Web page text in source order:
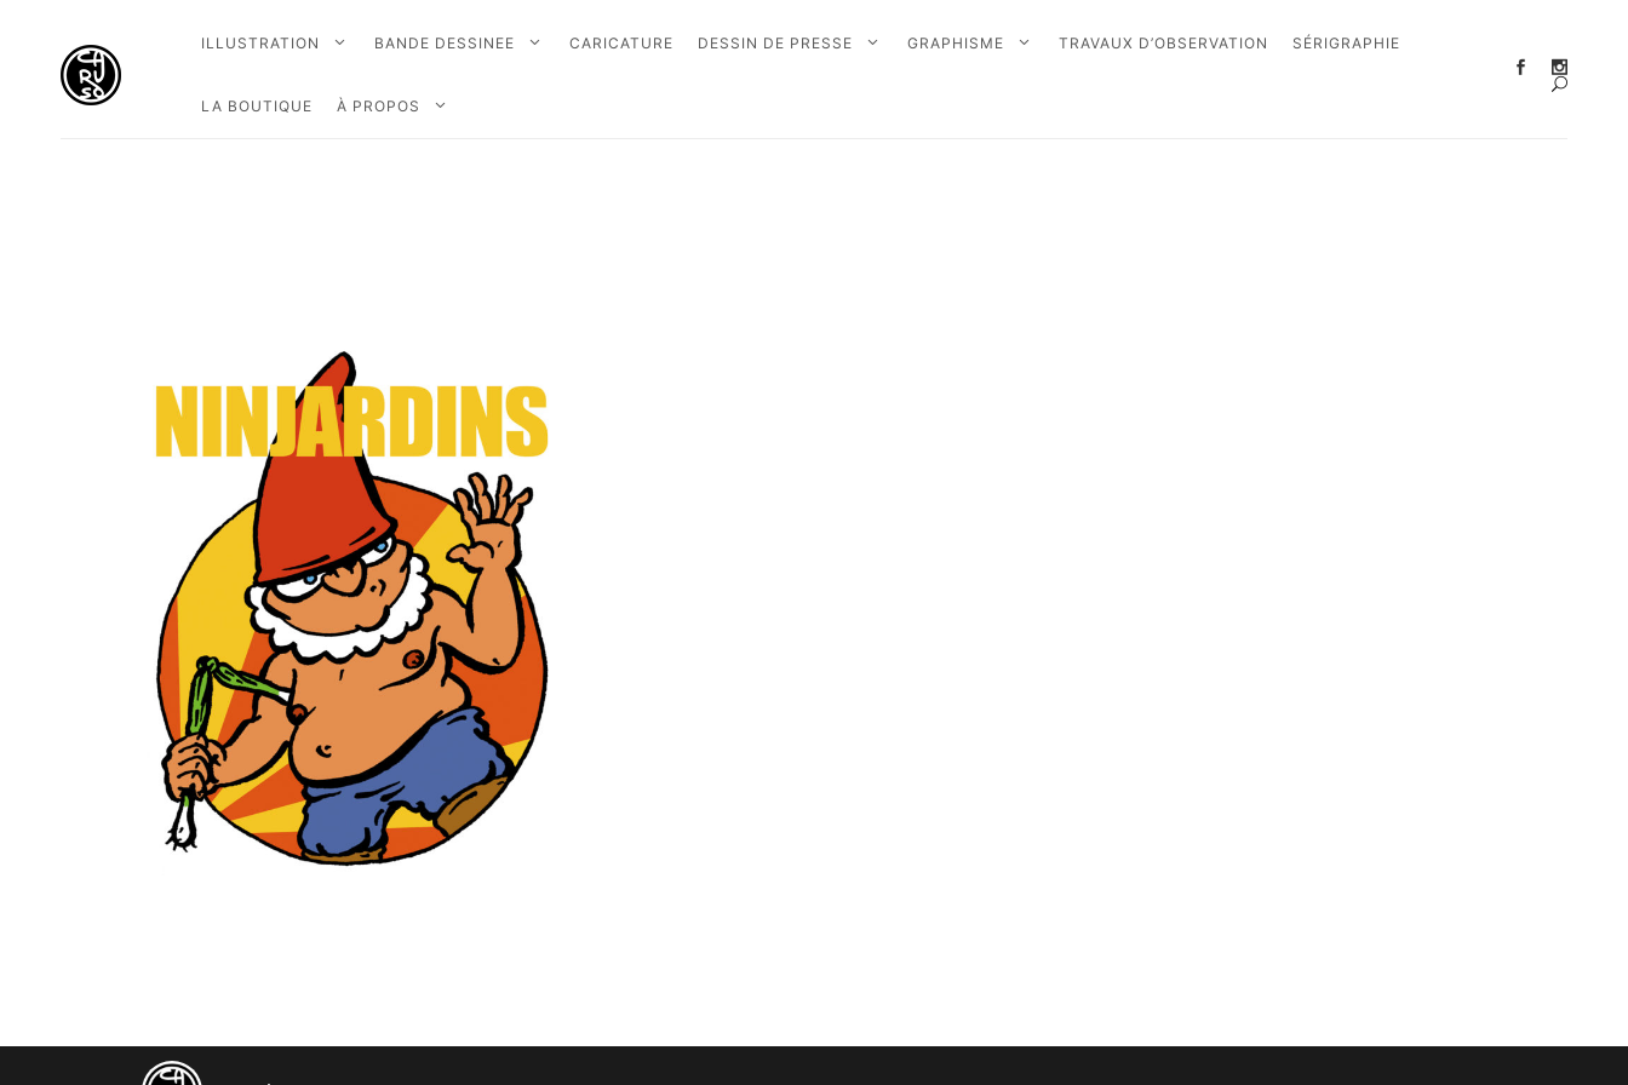
ILLUSTRATION BANDE DESSINEE CARICATURE DESSIN DE PRESSE GRAPHISME TRAVAUX D’OBSERVATION SÉRIGRAPHIE
LA BOUTIQUE À PROPOS